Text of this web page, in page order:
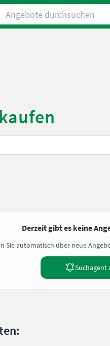
Angebote durchsuchen
Derzeit gibt es keine
Sie automatisch über neue
Suchagent